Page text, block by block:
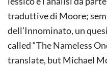
traduttive di Moore;
dell’Innominato, un
called “The Nameless
translate, but Michael